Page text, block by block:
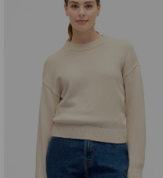
Camperas
Musculosas
Shorts
Vestidos y polleras
Camperas
Chalecos
Shorts
Ropa interior
Camperas
Chalecos
Ropa interior
Pijamas
Camperas
Pijamas
Sets